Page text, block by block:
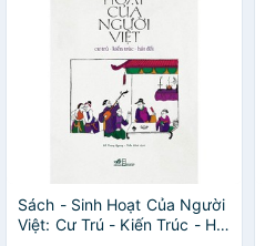
Sách - Sinh Hoạt Của Người
Việt: Cư Trú - Kiến Trúc - Hát